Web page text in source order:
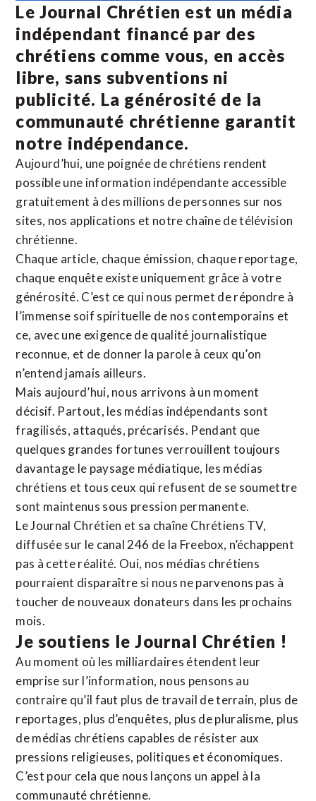
Le Journal Chrétien est un média
indépendant financé par des
chrétiens comme vous, en accès
libre, sans subventions ni
publicité. La générosité de la
communauté chrétienne garantit
notre indépendance.
Aujourd’hui, une poignée de chrétiens rendent
possible une information indépendante accessible
gratuitement à des millions de personnes sur nos
sites, nos applications et notre chaîne de télévision
chrétienne.
Chaque article, chaque émission, chaque reportage,
chaque enquête existe uniquement grâce à votre
générosité. C’est ce qui nous permet de répondre à
l’immense soif spirituelle de nos contemporains et
ce, avec une exigence de qualité journalistique
reconnue, et de donner la parole à ceux qu’on
n’entend jamais ailleurs.
Mais aujourd’hui, nous arrivons à un moment
décisif. Partout, les médias indépendants sont
fragilisés, attaqués, précarisés. Pendant que
quelques grandes fortunes verrouillent toujours
davantage le paysage médiatique, les médias
chrétiens et tous ceux qui refusent de se soumettre
sont maintenus sous pression permanente.
Le Journal Chrétien et sa chaîne Chrétiens TV,
diffusée sur le canal 246 de la Freebox, n’échappent
pas à cette réalité. Oui, nos médias chrétiens
pourraient disparaître si nous ne parvenons pas à
toucher de nouveaux donateurs dans les prochains
mois.
Je soutiens le Journal Chrétien !
Au moment où les milliardaires étendent leur
emprise sur l’information, nous pensons au
contraire qu’il faut plus de travail de terrain, plus de
reportages, plus d’enquêtes, plus de pluralisme, plus
de médias chrétiens capables de résister aux
pressions religieuses, politiques et économiques.
C’est pour cela que nous lançons un appel à la
communauté chrétienne.